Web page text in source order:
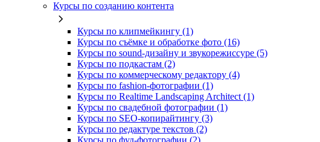
Курсы по созданию контента
Курсы по клипмейкингу (1)
Курсы по съёмке и обработке фото (16)
Курсы по sound-дизайну и звукорежиссуре (5)
Курсы по подкастам (2)
Курсы по коммерческому редактору (4)
Курсы по fashion-фотографии (1)
Курсы по Realtime Landscaping Architect (1)
Курсы по свадебной фотографии (1)
Курсы по SEO-копирайтингу (3)
Курсы по редактуре текстов (2)